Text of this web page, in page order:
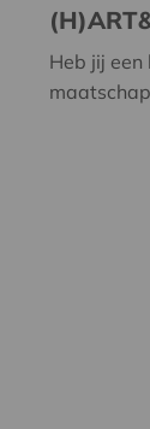
Heb jij